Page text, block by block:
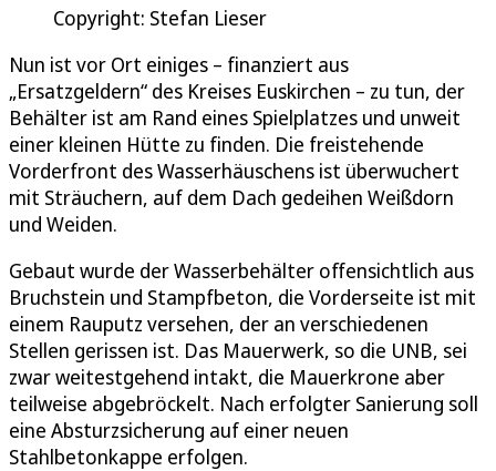
Copyright: Stefan Lieser
Nun ist vor Ort einiges – finanziert aus
„Ersatzgeldern“ des Kreises Euskirchen – zu tun, der
Behälter ist am Rand eines Spielplatzes und unweit
einer kleinen Hütte zu finden. Die freistehende
Vorderfront des Wasserhäuschens ist überwuchert
mit Sträuchern, auf dem Dach gedeihen Weißdorn
und Weiden.
Gebaut wurde der Wasserbehälter offensichtlich aus
Bruchstein und Stampfbeton, die Vorderseite ist mit
einem Rauputz versehen, der an verschiedenen
Stellen gerissen ist. Das Mauerwerk, so die UNB, sei
zwar weitestgehend intakt, die Mauerkrone aber
teilweise abgebröckelt. Nach erfolgter Sanierung soll
eine Absturzsicherung auf einer neuen
Stahlbetonkappe erfolgen.